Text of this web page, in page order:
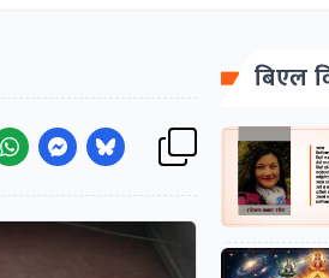
बिएल